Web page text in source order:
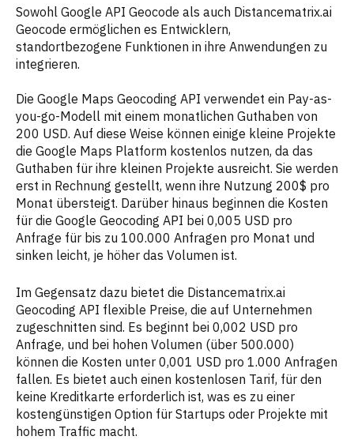
Sowohl Google API Geocode als auch Distancematrix.ai
Geocode ermöglichen es Entwicklern,
standortbezogene Funktionen in ihre Anwendungen zu
integrieren.
Die Google Maps Geocoding API verwendet ein Pay-as-
you-go-Modell mit einem monatlichen Guthaben von
200 USD. Auf diese Weise können einige kleine Projekte
die Google Maps Platform kostenlos nutzen, da das
Guthaben für ihre kleinen Projekte ausreicht. Sie werden
erst in Rechnung gestellt, wenn ihre Nutzung 200$ pro
Monat übersteigt. Darüber hinaus beginnen die Kosten
für die Google Geocoding API bei 0,005 USD pro
Anfrage für bis zu 100.000 Anfragen pro Monat und
sinken leicht, je höher das Volumen ist.
Im Gegensatz dazu bietet die Distancematrix.ai
Geocoding API flexible Preise, die auf Unternehmen
zugeschnitten sind. Es beginnt bei 0,002 USD pro
Anfrage, und bei hohen Volumen (über 500.000)
können die Kosten unter 0,001 USD pro 1.000 Anfragen
fallen. Es bietet auch einen kostenlosen Tarif, für den
keine Kreditkarte erforderlich ist, was es zu einer
kostengünstigen Option für Startups oder Projekte mit
hohem Traffic macht.